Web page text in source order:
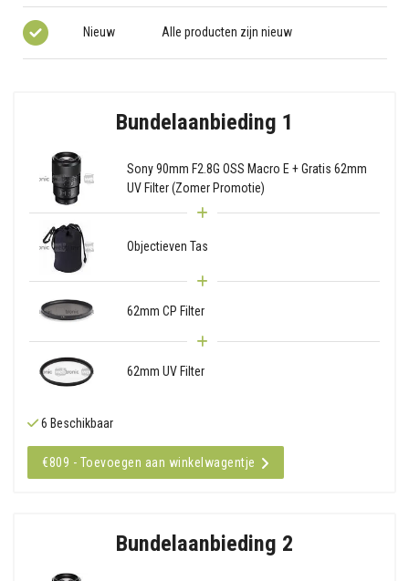
Nieuw Alle producten zijn nieuw
Bundelaanbieding 1
Sony 90mm F2.8G OSS Macro E + Gratis 62mm
UV Filter (Zomer Promotie)
Objectieven Tas
62mm CP Filter
62mm UV Filter
6 Beschikbaar
€809 - Toevoegen aan winkelwagentje
Bundelaanbieding 2